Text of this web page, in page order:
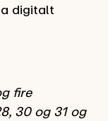
digitalt
fire
30 og 31 og